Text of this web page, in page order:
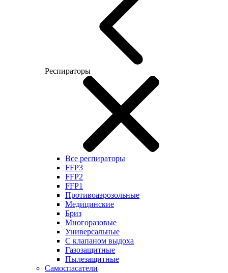
Респираторы
Все респираторы
FFP3
FFP2
FFP1
Противоаэрозольные
Медицинские
Бриз
Многоразовые
Универсальные
С клапаном выдоха
Газозащитные
Пылезащитные
Самоспасатели